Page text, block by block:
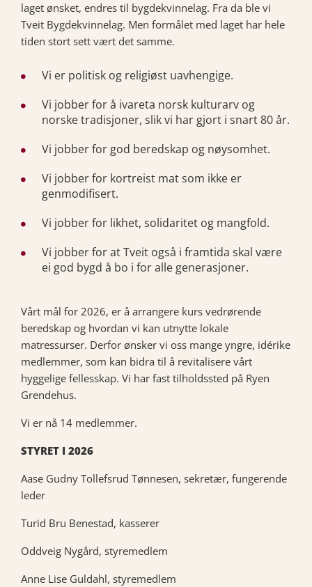
laget ønsket, endres til bygdekvinnelag. Fra da ble vi
Tveit Bygdekvinnelag. Men formålet med laget har hele
tiden stort sett vært det samme.
Vi er politisk og religiøst uavhengige.
Vi jobber for å ivareta norsk kulturarv og
norske tradisjoner, slik vi har gjort i snart 80 år.
Vi jobber for god beredskap og nøysomhet.
Vi jobber for kortreist mat som ikke er
genmodifisert.
Vi jobber for likhet, solidaritet og mangfold.
Vi jobber for at Tveit også i framtida skal være
ei god bygd å bo i for alle generasjoner.
Vårt mål for 2026, er å arrangere kurs vedrørende
beredskap og hvordan vi kan utnytte lokale
matressurser. Derfor ønsker vi oss mange yngre, idérike
medlemmer, som kan bidra til å revitalisere vårt
hyggelige fellesskap. Vi har fast tilholdssted på Ryen
Grendehus.
Vi er nå 14 medlemmer.
STYRET I 2026
Aase Gudny Tollefsrud Tønnesen, sekretær, fungerende
leder
Turid Bru Benestad, kasserer
Oddveig Nygård, styremedlem
Anne Lise Guldahl, styremedlem